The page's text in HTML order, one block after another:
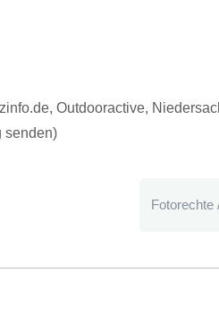
Outdooractive,
senden)